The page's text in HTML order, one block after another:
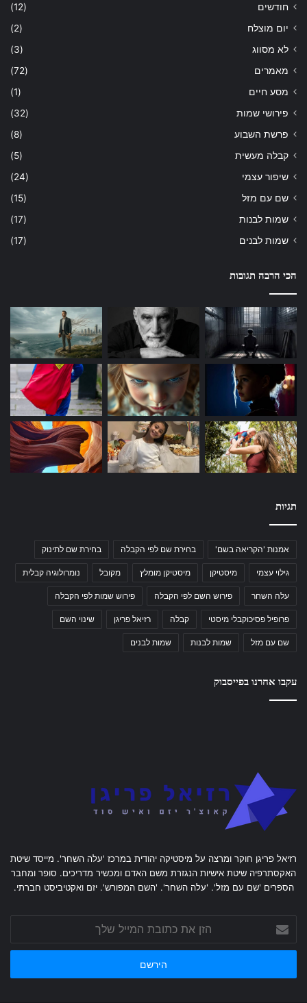
חודשים
(12)
יום מוצלח
(2)
לא מסווג
(3)
מאמרים
(72)
מסע חיים
(1)
פירושי שמות
(32)
פרשת השבוע
(8)
קבלה מעשית
(5)
שיפור עצמי
(24)
שם עם מזל
(15)
שמות לבנות
(17)
שמות לבנים
(17)
הכי הרבה תגובות
תגיות
אמנות 'הקריאה בשם' בחירת שם לפי הקבלה בחירת שם לתינוק
גילוי עצמי מיסטיקן מיסטיקן מומלץ מקובל נומרולוגיה קבלית
עלה השחר פירוש השם לפי הקבלה פירוש שמות לפי הקבלה
פרופיל פסיכוקבלי מיסטי קבלה רזיאל פריגן שינוי השם
שם עם מזל שמות לבנות שמות לבנים
עקבו אחרנו בפייסבוק
רזיאל פריגן חוקר ומרצה על מיסטיקה יהודית במרכז 'עלה השחר'. מייסד שיטת
האקסתרפיה שיטת אישיות הנגזרת משם האדם ומכשיר מדריכים. סופר ומחבר
הספרים 'שם עם מזל'. 'עלה השחר'. 'השם המפורש'. יזם ואקטיביסט חברתי.
את
כתובת
שלך